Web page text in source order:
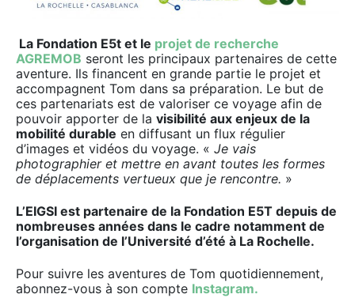
La Fondation E5t et le projet de recherche
AGREMOB seront les principaux partenaires de cette
aventure. Ils financent en grande partie le projet et
accompagnent Tom dans sa préparation. Le but de
ces partenariats est de valoriser ce voyage afin de
pouvoir apporter de la visibilité aux enjeux de la
mobilité durable en diffusant un flux régulier
d’images et vidéos du voyage. « Je vais
photographier et mettre en avant toutes les formes
de déplacements vertueux que je rencontre. »
L’EIGSI est partenaire de la Fondation E5T depuis de
nombreuses années dans le cadre notamment de
l’organisation de l’Université d’été à La Rochelle.
Pour suivre les aventures de Tom quotidiennement,
abonnez-vous à son compte Instagram.